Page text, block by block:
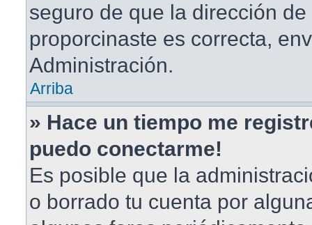
seguro de que la dirección
proporcinaste es correcta,
Administración.
Arriba
» Hace un tiempo me
puedo conectarme!
Es posible que la
o borrado tu cuenta por